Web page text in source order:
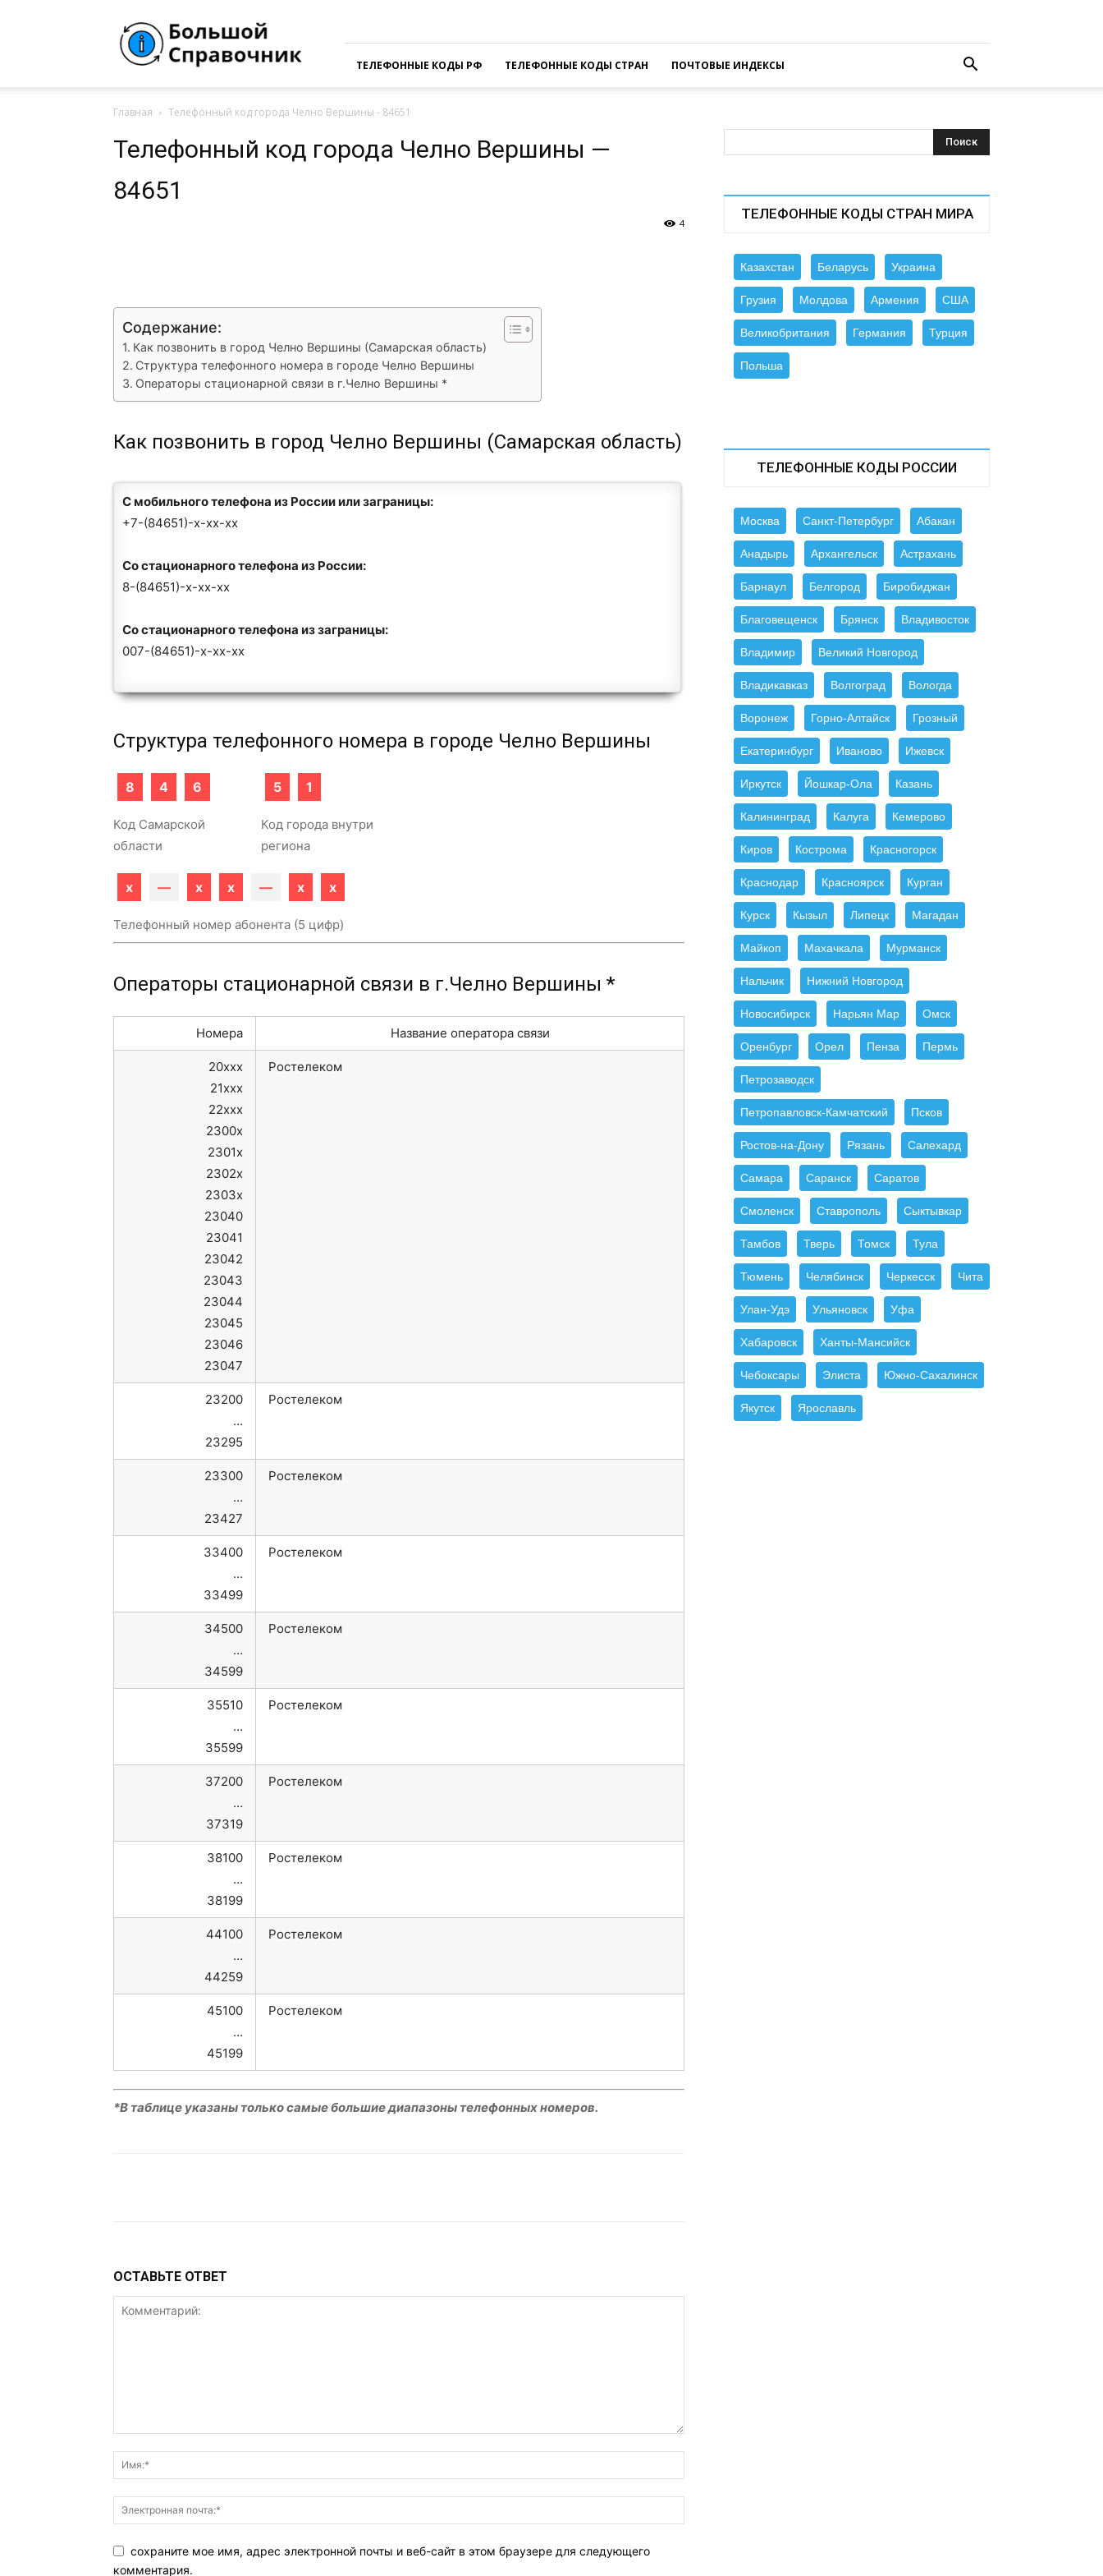
Справочная
России
ТЕЛЕФОННЫЕ КОДЫ РФ
ТЕЛЕФОННЫЕ КОДЫ СТРАН ПОЧТОВЫЕ ИНДЕКСЫ
Главная Телефонный код города Челно Вершины - 84651
Телефонный код города Челно Вершины —
84651
4
Содержание:
Как позвонить в город Челно Вершины (Самарская область)
Структура телефонного номера в городе Челно Вершины
Операторы стационарной связи в г.Челно Вершины *
Как позвонить в город Челно Вершины (Самарская область)
С мобильного телефона из России или заграницы:
+7-(84651)-x-xx-xx
Со стационарного телефона из России:
8-(84651)-x-xx-xx
Со стационарного телефона из заграницы:
007-(84651)-x-xx-xx
Структура телефонного номера в городе Челно Вершины
8 4 6
Код Самарской
области
5 1
Код города внутри
региона
x — x x — x x
Телефонный номер абонента (5 цифр)
Операторы стационарной связи в г.Челно Вершины *
Номера Название оператора связи
20xxx
21xxx
22xxx
2300x
2301x
2302x
2303x
23040
23041
23042
23043
23044
23045
23046
23047
Ростелеком
23200
…
23295
Ростелеком
23300
…
23427
Ростелеком
33400
…
33499
Ростелеком
34500
…
34599
Ростелеком
35510
…
35599
Ростелеком
37200
…
37319
Ростелеком
38100
…
38199
Ростелеком
44100
…
44259
Ростелеком
45100
…
45199
Ростелеком
*В таблице указаны только самые большие диапазоны телефонных номеров.
ОСТАВЬТЕ ОТВЕТ
сохраните мое имя, адрес электронной почты и веб-сайт в этом браузере для следующего
комментария.
ТЕЛЕФОННЫЕ КОДЫ СТРАН МИРА
Казахстан Беларусь Украина
Грузия Молдова Армения США
Великобритания Германия Турция
Польша
ТЕЛЕФОННЫЕ КОДЫ РОССИИ
Москва Санкт-Петербург Абакан
Анадырь Архангельск Астрахань
Барнаул Белгород Биробиджан
Благовещенск Брянск Владивосток
Владимир Великий Новгород
Владикавказ Волгоград Вологда
Воронеж Горно-Алтайск Грозный
Екатеринбург Иваново Ижевск
Иркутск Йошкар-Ола Казань
Калининград Калуга Кемерово
Киров Кострома Красногорск
Краснодар Красноярск Курган
Курск Кызыл Липецк Магадан
Майкоп Махачкала Мурманск
Нальчик Нижний Новгород
Новосибирск Нарьян Мар Омск
Оренбург Орел Пенза Пермь
Петрозаводск
Петропавловск-Камчатский Псков
Ростов-на-Дону Рязань Салехард
Самара Саранск Саратов
Смоленск Ставрополь Сыктывкар
Тамбов Тверь Томск Тула
Тюмень Челябинск Черкесск Чита
Улан-Удэ Ульяновск Уфа
Хабаровск Ханты-Мансийск
Чебоксары Элиста Южно-Сахалинск
Якутск Ярославль